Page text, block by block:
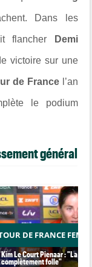
Dans les
flancher Demi
victoire sur une
de Francel’an
le podium
général
DE FRANCE
Kim Le Court Pienaar : "La
complètement folle"